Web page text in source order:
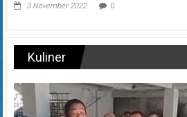
3 November 2022 0
Kuliner